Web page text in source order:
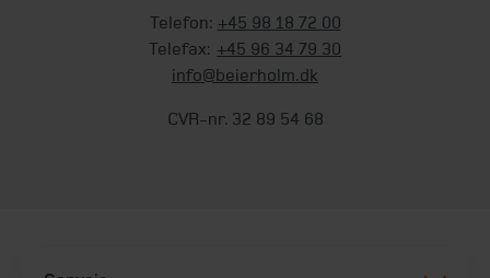
Telefon: +45 98 18 72 00
Telefax: +45 96 34 79 30
info@beierholm.dk
CVR-nr. 32 89 54 68